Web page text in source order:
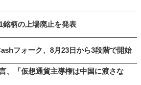
銘柄の上場廃止を発表
フォーク、8月23日から3段階で開始
、「仮想通貨主導権は中国に渡さな